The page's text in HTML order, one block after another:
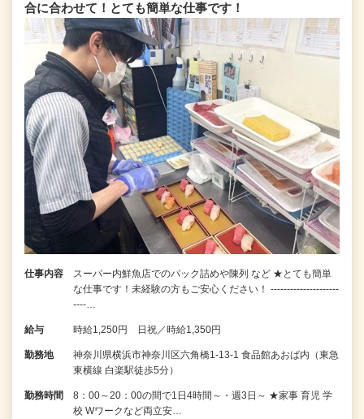
合に合わせて！とても簡単な仕事です！
仕事内容
スーパー内鮮魚店でのパック詰めや陳列 など ★とても簡単
な仕事です！未経験の方もご安心ください！ ---------------------
----…
給与 時給1,250円 日祝／時給1,350円
勤務地
神奈川県横浜市神奈川区六角橋1-13-1 食品館あおば内（東急
東横線 白楽駅徒歩5分）
勤務時間
8：00～20：00の間で1日4時間～・週3日～ ★家事 育児 学
校 Wワークなど両立安…